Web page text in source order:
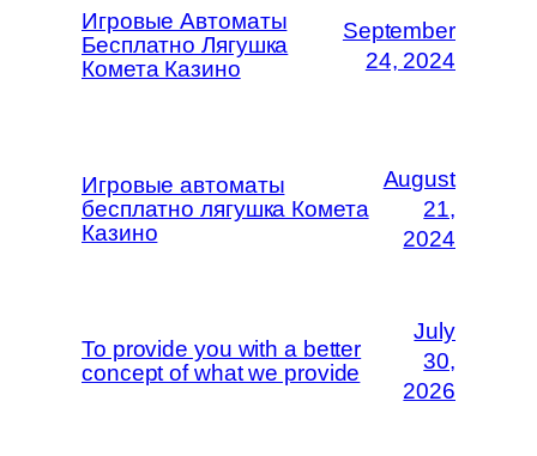
Игровые Автоматы
Бесплатно Лягушка
Комета Казино
September
24, 2024
Игровые автоматы
бесплатно лягушка Комета
Казино
August
21,
2024
To provide you with a better
concept of what we provide
July
30,
2026